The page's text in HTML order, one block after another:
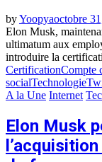
byYoopyaoctobre
Elon Musk,
ultimatum aux
introduire la
CertificationCompte
socialTechnologie
A la Une Internet
Elon Musk